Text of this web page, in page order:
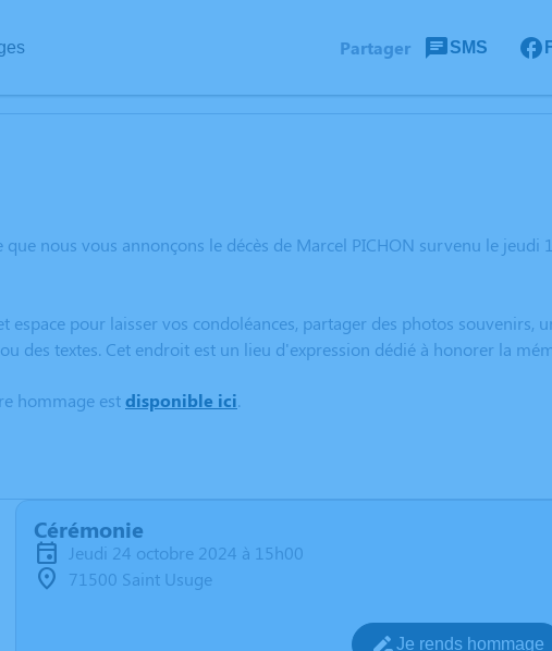
Partager SMS
que nous vous annonçons le décès de Marcel PICHON survenu le
espace pour laisser vos condoléances, partager des photos souvenirs,
des textes. Cet endroit est un lieu d'expression dédié à honorer la
hommage estdisponible ici.
Cérémonie
jeudi 24 octobre 2024 à 15h00
71500 Saint Usuge
Je rends hommage